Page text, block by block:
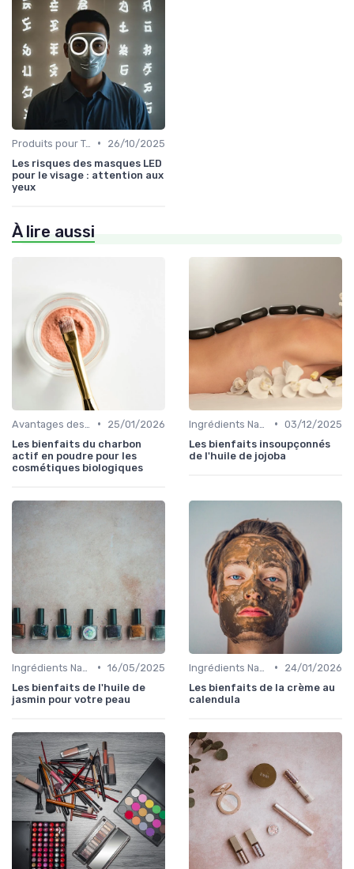
Produits pour Types de Peau •
26/10/2025
Les risques des masques LED
pour le visage : attention aux
yeux
À lire aussi
•
25/01/2026
Les bienfaits du charbon
actif en poudre pour les
cosmétiques biologiques
• 03/12/2025
Les bienfaits insoupçonnés
de l'huile de jojoba
• 16/05/2025
Les bienfaits de l'huile de
jasmin pour votre peau
•
24/01/2026
Les bienfaits de la crème au
calendula